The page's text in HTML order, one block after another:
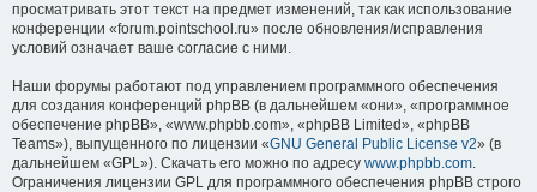
просматривать этот текст на предмет изменений, так как использование
конференции «forum.pointschool.ru» после обновления/исправления
условий означает ваше согласие с ними.
Наши форумы работают под управлением программного обеспечения
для создания конференций phpBB (в дальнейшем «они», «программное
обеспечение phpBB», «www.phpbb.com», «phpBB Limited», «phpBB
Teams»), выпущенного по лицензии «GNU General Public License v2» (в
дальнейшем «GPL»). Скачать его можно по адресу www.phpbb.com.
Ограничения лицензии GPL для программного обеспечения phpBB строго